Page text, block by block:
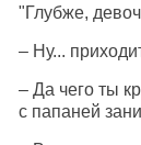
"Глубже,
– Ну...
– Да чего ты
с папаней